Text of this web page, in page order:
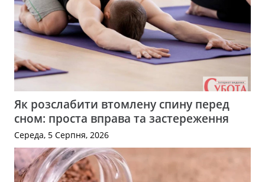
Як розслабити втомлену спину перед
сном: проста вправа та застереження
Середа, 5 Серпня, 2026